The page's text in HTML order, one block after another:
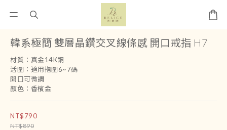
韓系極簡 雙層晶鑽交叉線條感 開口戒指 H7
材質：真金14K銅
活圍：適用指圍6~7碼
開口可微調
顏色：香檳金
NT$790
NT$890